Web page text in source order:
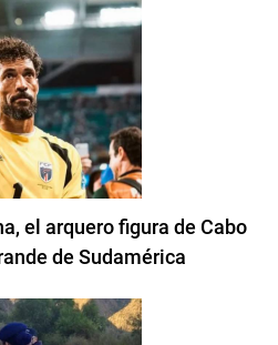
el arquero figura de Cabo
de Sudamérica